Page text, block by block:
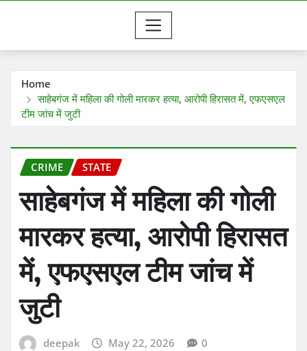
Home
साहेबगंज में महिला की गोली मारकर हत्या, आरोपी हिरासत में, एफएसएल
टीम जांच में जुटी
CRIME STATE
साहेबगंज में महिला की गोली
मारकर हत्या, आरोपी हिरासत
में, एफएसएल टीम जांच में
जुटी
deepak May 22, 2026 0